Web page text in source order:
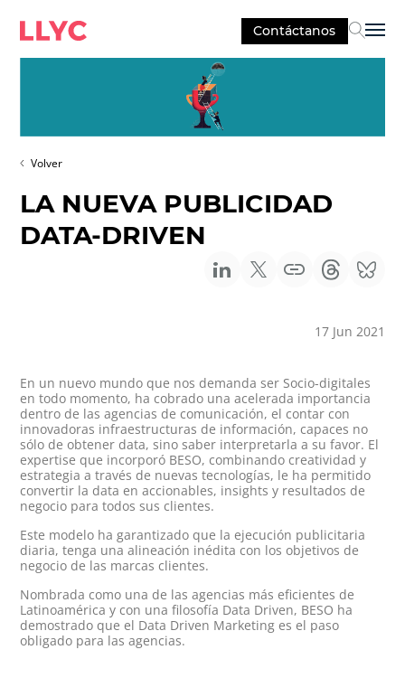
Contáctanos
Volver
LA NUEVA PUBLICIDAD
DATA-DRIVEN
17 Jun 2021
En un nuevo mundo que nos demanda ser Socio-digitales
en todo momento, ha cobrado una acelerada importancia
dentro de las agencias de comunicación, el contar con
innovadoras infraestructuras de información, capaces no
sólo de obtener data, sino saber interpretarla a su favor. El
expertise que incorporó BESO, combinando creatividad y
estrategia a través de nuevas tecnologías, le ha permitido
convertir la data en accionables, insights y resultados de
negocio para todos sus clientes.
Este modelo ha garantizado que la ejecución publicitaria
diaria, tenga una alineación inédita con los objetivos de
negocio de las marcas clientes.
Nombrada como una de las agencias más eficientes de
Latinoamérica y con una filosofía Data Driven, BESO ha
demostrado que el Data Driven Marketing es el paso
obligado para las agencias.